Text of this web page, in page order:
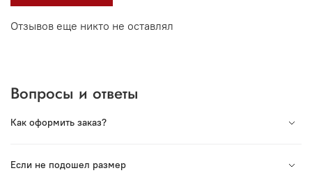
Отзывов еще никто не оставлял
Вопросы и ответы
Как оформить заказ?
произведена в России. Мы сотрудничаем с лучшими
Если не подошел размер